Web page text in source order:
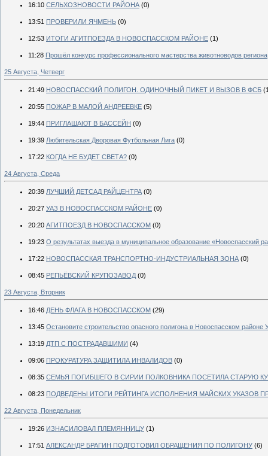
16:10 СЕЛЬХОЗНОВОСТИ РАЙОНА (0)
13:51 ПРОВЕРИЛИ ЯЧМЕНЬ (0)
12:53 ИТОГИ АГИТПОЕЗДА В НОВОСПАССКОМ РАЙОНЕ (1)
11:28 Прошёл конкурс профессионального мастерства животноводов региона
25 Августа, Четверг
21:49 НОВОСПАССКИЙ ПОЛИГОН. ОДИНОЧНЫЙ ПИКЕТ И ВЫЗОВ В ФСБ
20:55 ПОЖАР В МАЛОЙ АНДРЕЕВКЕ (5)
19:44 ПРИГЛАШАЮТ В БАССЕЙН (0)
19:39 Любительская Дворовая Футбольная Лига (0)
17:22 КОГДА НЕ БУДЕТ СВЕТА? (0)
24 Августа, Среда
20:39 ЛУЧШИЙ ДЕТСАД РАЙЦЕНТРА (0)
20:27 УАЗ В НОВОСПАССКОМ РАЙОНЕ (0)
20:20 АГИТПОЕЗД В НОВОСПАССКОМ (0)
19:23 О результатах выезда в муниципальное образование «Новоспасский
17:22 НОВОСПАССКАЯ ТРАНСПОРТНО-ИНДУСТРИАЛЬНАЯ ЗОНА (0)
08:45 РЕПЬЁВСКИЙ КРУПОЗАВОД (0)
23 Августа, Вторник
16:46 ДЕНЬ ФЛАГА В НОВОСПАССКОМ (29)
13:45 Остановите строительство опасного полигона в Новоспасском районе
13:19 ДТП С ПОСТРАДАВШИМИ (4)
09:06 ПРОКУРАТУРА ЗАЩИТИЛА ИНВАЛИДОВ (0)
08:35 СЕМЬЯ ПОГИБШЕГО В СИРИИ ПОЛКОВНИКА ПОСЕТИЛА СТАРУЮ
08:23 ПОДВЕДЕНЫ ИТОГИ РЕЙТИНГА ИСПОЛНЕНИЯ МАЙСКИХ УКАЗОВ
22 Августа, Понедельник
19:26 ИЗНАСИЛОВАЛ ПЛЕМЯННИЦУ (1)
17:51 АЛЕКСАНДР БРАГИН ПОДГОТОВИЛ ОБРАЩЕНИЯ ПО ПОЛИГОНУ (6)